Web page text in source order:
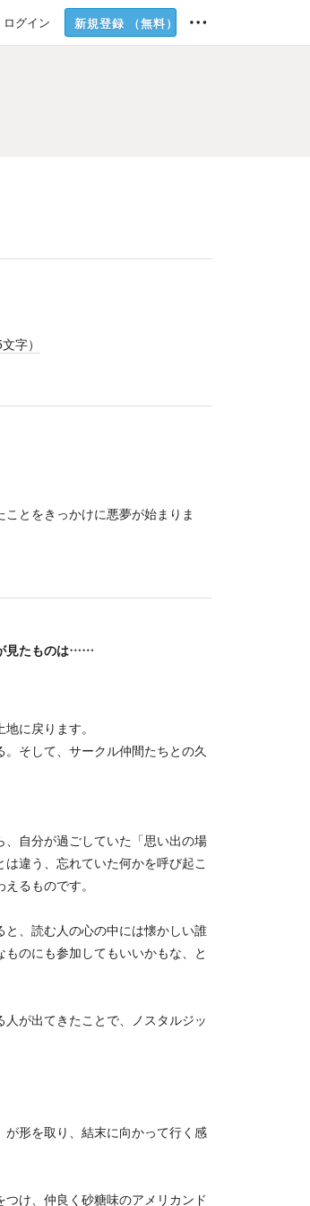
ログイン 新規登録 （無料）
文字）
とをきっかけに悪夢が始まりま
見たものは……
に戻ります。
そして、サークル仲間たちとの久
自分が過ごしていた「思い出の場
違う、忘れていた何かを呼び起こ
るものです。
、読む人の心の中には懐かしい誰
のにも参加してもいいかもな、と
が出てきたことで、ノスタルジッ
形を取り、結末に向かって行く感
け、仲良く砂糖味のアメリカンド